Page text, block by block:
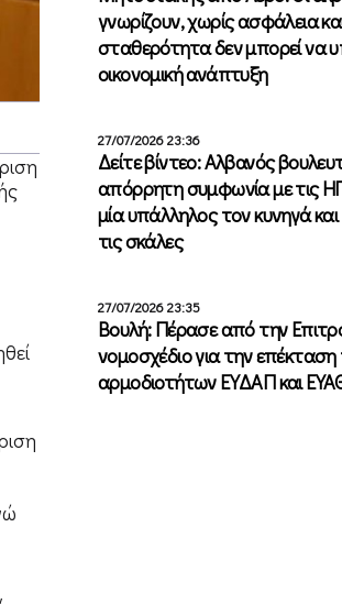
γνωρίζουν, χωρίς ασφάλεια
σταθερότητα δεν μπορεί να
οικονομική ανάπτυξη
27/07/2026 23:36
Δείτε βίντεο: Αλβανός
απόρρητη συμφωνία με τις
μία υπάλληλος τον κυνηγά
τις σκάλες
27/07/2026 23:35
Βουλή: Πέρασε από την
νομοσχέδιο για την
αρμοδιοτήτων ΕΥΔΑΠ και